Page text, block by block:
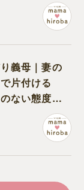
義母｜妻の
片付ける
ない態度に